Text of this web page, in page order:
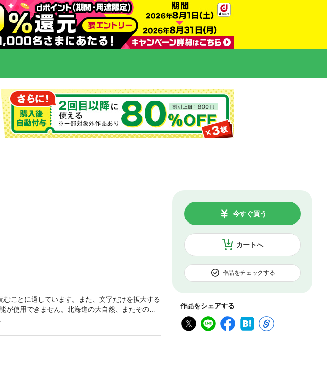
カートへ
今すぐ買う
作品をチェックする
作品をシェアする
ことに適しています。また、文字だけを拡大する
使用できません。北海道の大自然、またその地
草原に佇むキツネ、熊、フクロウ、オホーツクの